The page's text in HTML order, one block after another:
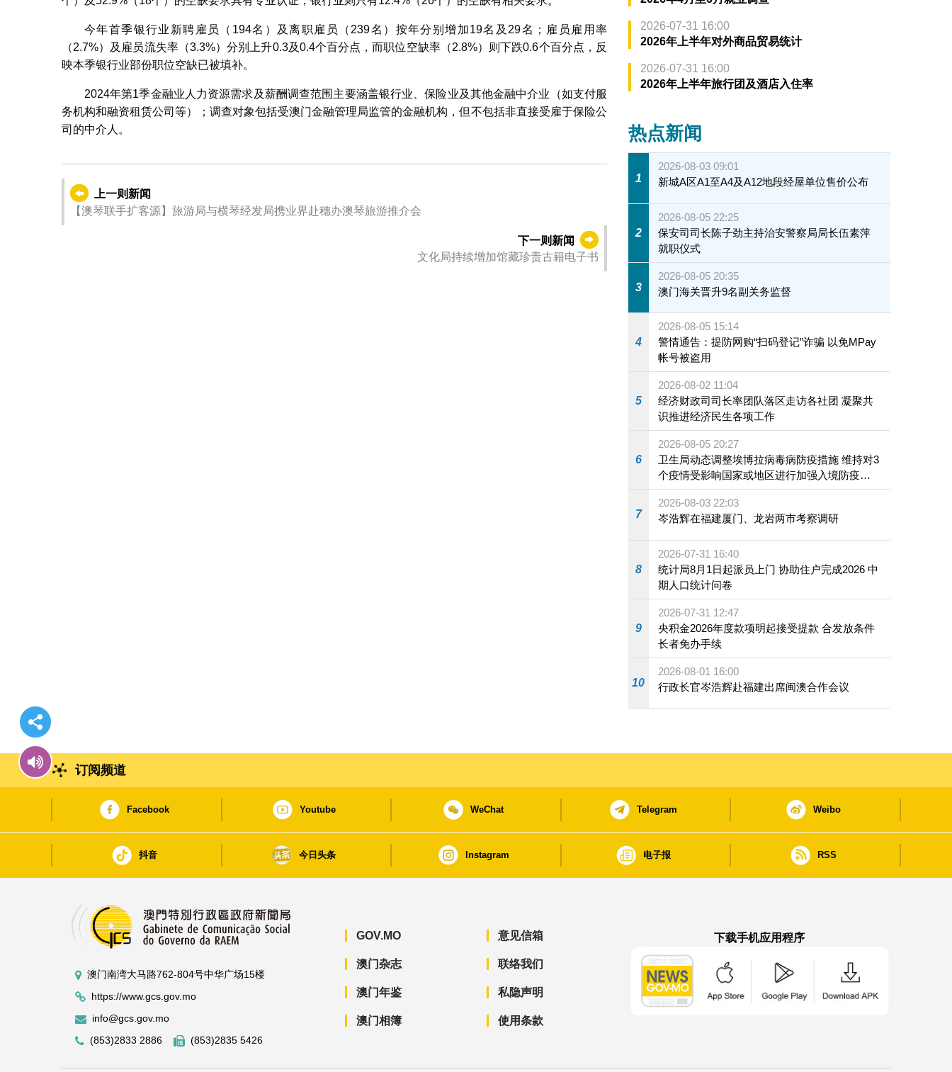
今年首季银行业新聘雇员（194名）及离职雇员（239名）按年分别增加19名及29名；雇员雇用率
（2.7%）及雇员流失率（3.3%）分别上升0.3及0.4个百分点，而职位空缺率（2.8%）则下跌0.6个百分点，反
映本季银行业部份职位空缺已被填补。
2024年第1季金融业人力资源需求及薪酬调查范围主要涵盖银行业、保险业及其他金融中介业（如支付服
务机构和融资租赁公司等）；调查对象包括受澳门金融管理局监管的金融机构，但不包括非直接受雇于保险公
司的中介人。
上一则新闻
【澳琴联手扩客源】旅游局与横琴经发局携业界赴穗办澳琴旅游推介会
下一则新闻
文化局持续增加馆藏珍贵古籍电子书
2026-07-31 16:00
2026年上半年对外商品贸易统计
2026-07-31 16:00
2026年上半年旅行团及酒店入住率
热点新闻
1
2026-08-03 09:01
新城A区A1至A4及A12地段经屋单位售价公布
2
2026-08-05 22:25
保安司司长陈子劲主持治安警察局局长伍素萍
就职仪式
3
2026-08-05 20:35
澳门海关晋升9名副关务监督
4
2026-08-05 15:14
警情通告：提防网购“扫码登记”诈骗 以免MPay
帐号被盗用
5
2026-08-02 11:04
经济财政司司长率团队落区走访各社团 凝聚共
识推进经济民生各项工作
6
2026-08-05 20:27
卫生局动态调整埃博拉病毒病防疫措施 维持对3
个疫情受影响国家或地区进行加强入境防疫措
施
7
2026-08-03 22:03
岑浩辉在福建厦门、龙岩两市考察调研
8
2026-07-31 16:40
统计局8月1日起派员上门 协助住户完成2026 中
期人口统计问卷
9
2026-07-31 12:47
央积金2026年度款项明起接受提款 合发放条件
长者免办手续
10
2026-08-01 16:00
行政长官岑浩辉赴福建出席闽澳合作会议
订阅频道
Facebook Youtube WeChat Telegram Weibo
抖音 今日头条 Instagram 电子报 RSS
澳门南湾大马路762-804号中华广场15楼
https://www.gcs.gov.mo
info@gcs.gov.mo
(853)2833 2886
(853)2835 5426
GOV.MO
澳门杂志
澳门年鉴
澳门相簿
意见信箱
联络我们
私隐声明
使用条款
下载手机应用程序